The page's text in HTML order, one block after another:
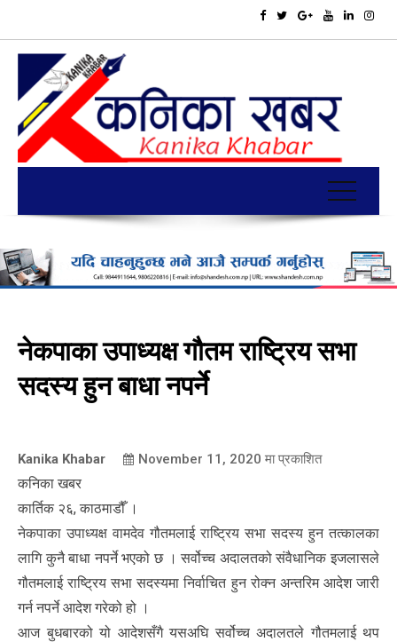
नेकपाका उपाध्यक्ष गौतम राष्ट्रिय सभा
सदस्य हुन बाधा नपर्ने
Kanika Khabar November 11, 2020 मा प्रकाशित
कनिका खबर
कार्तिक २६, काठमाडौँ ।
नेकपाका उपाध्यक्ष वामदेव गौतमलाई राष्ट्रिय सभा सदस्य हुन तत्कालका
लागि कुनै बाधा नपर्ने भएको छ । सर्वोच्च अदालतको संवैधानिक इजलासले
गौतमलाई राष्ट्रिय सभा सदस्यमा निर्वाचित हुन रोक्न अन्तरिम आदेश जारी
गर्न नपर्ने आदेश गरेको हो ।
आज बुधबारको यो आदेशसँगै यसअघि सर्वोच्च अदालतले गौतमलाई थप